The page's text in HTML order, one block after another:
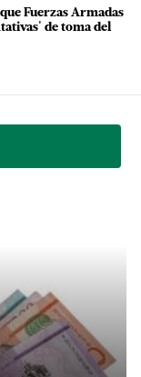
Fuerzas Armadas
de toma del